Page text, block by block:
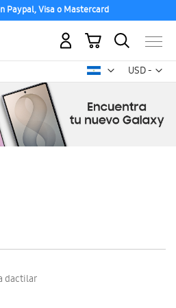
Paypal, Visa o Mastercard
USD -
dólar
Mi carrito
dactilar